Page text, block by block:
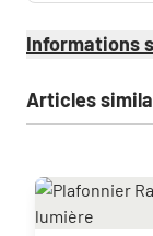
Informations
Articles